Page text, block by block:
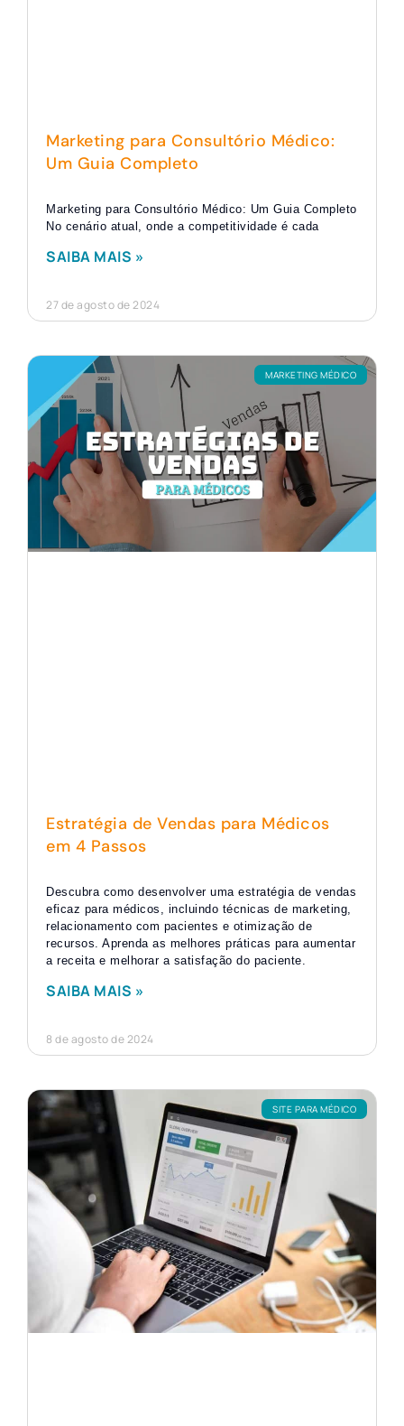
Marketing para Consultório Médico:
Um Guia Completo
Marketing para Consultório Médico: Um Guia Completo
No cenário atual, onde a competitividade é cada
SAIBA MAIS »
27 de agosto de 2024
MARKETING MÉDICO
Estratégia de Vendas para Médicos
em 4 Passos
Descubra como desenvolver uma estratégia de vendas
eficaz para médicos, incluindo técnicas de marketing,
relacionamento com pacientes e otimização de
recursos. Aprenda as melhores práticas para aumentar
a receita e melhorar a satisfação do paciente.
SAIBA MAIS »
8 de agosto de 2024
SITE PARA MÉDICO